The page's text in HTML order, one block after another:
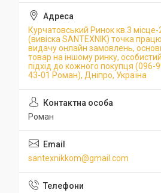
Курчатовський Ринок кв.3 місце-
(вивіска SANTEXNIK) точка
видачу онлайн замовлень,
товар на іншому ринку, особистий
підхід до кожного покупця (096-
43-01 Роман), Дніпро, Україна
Роман
santexnikkom@gmail.com